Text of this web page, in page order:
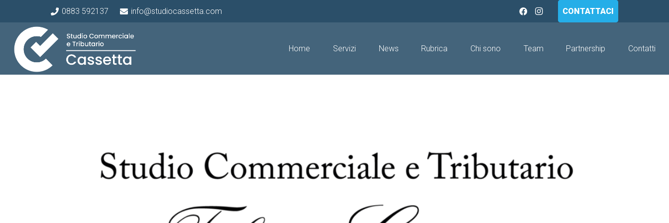
0883 592137 info@studiocassetta.com CONTATTACI
Home Servizi News Rubrica Chi sono Team Partnership Contatti